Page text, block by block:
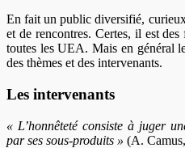
En fait un public diversifié,
et de rencontres. Certes, il est
toutes les UEA. Mais en général
des thèmes et des intervenants.
Les intervenants
« L’honnêteté consiste à juger
par ses sous-produits » (A.